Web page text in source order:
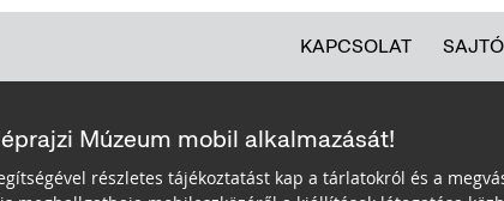
KAPCSOLAT SAJTÓ
Múzeum mobil alkalmazását!
részletes tájékoztatást kap a tárlatokról és a